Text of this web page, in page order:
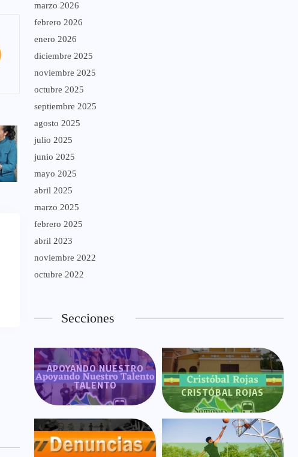
marzo 2026
febrero 2026
enero 2026
diciembre 2025
noviembre 2025
octubre 2025
septiembre 2025
agosto 2025
julio 2025
junio 2025
mayo 2025
abril 2025
marzo 2025
febrero 2025
abril 2023
noviembre 2022
octubre 2022
Secciones
APOYANDO NUESTRO
TALENTO
CRISTÓBAL ROJAS